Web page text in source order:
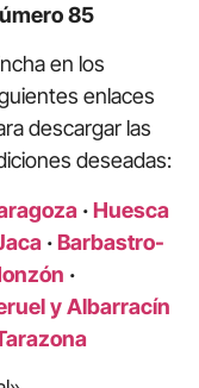
85
en los
enlaces
descargar las
deseadas:
·Huesca
·Barbastro-
·
y Albarracín